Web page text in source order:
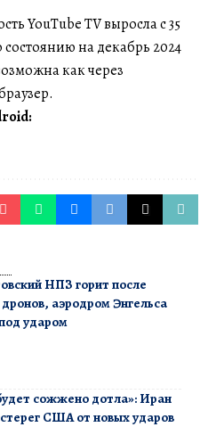
YouTube TV выросла с 35
состоянию на декабрь 2024
как через
НПЗ горит после
аэродром Энгельса
ударом
сожжено дотла»: Иран
США от новых ударов